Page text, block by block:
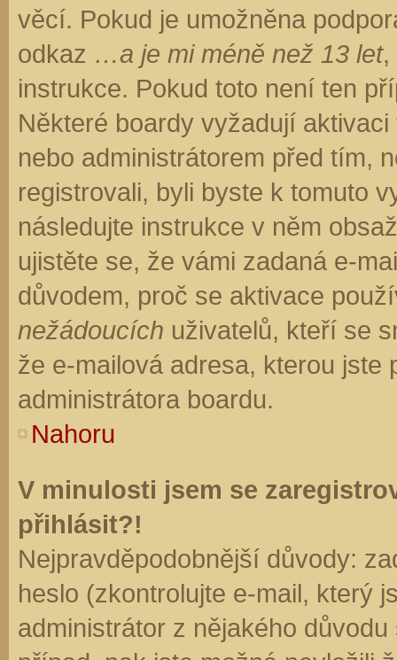
věcí. Pokud je umožněna
odkaz …a je mi méně než 13 let,
instrukce. Pokud toto není ten
Některé boardy vyžadují
nebo administrátorem před tím,
registrovali, byli byste k tomuto
následujte instrukce v něm
ujistěte se, že vámi zadaná e-
důvodem, proč se aktivace
nežádoucích uživatelů, kteří se
že e-mailová adresa, kterou jste
administrátora boardu.
Nahoru
V minulosti jsem se
přihlásit?!
Nejpravděpodobnější důvody:
heslo (zkontrolujte e-mail, který
administrátor z nějakého